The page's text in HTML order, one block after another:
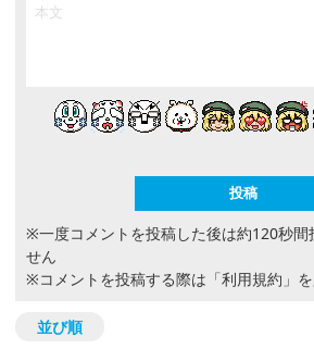
※一度コメントを投稿した後は約120秒間
せん
※コメントを投稿する際は 「利用規約」
並び順